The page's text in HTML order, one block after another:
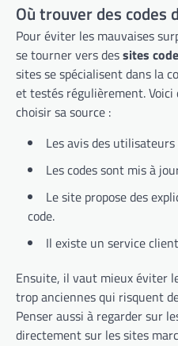
Où trouver des codes
Pour éviter les mauvaises
se tourner vers dessites
sites se spécialisent dans la
et testés régulièrement.
choisir sa source :
Les avis des
Les codes sont mis à
Le site propose des
code.
Il existe un service
Ensuite, il vaut mieux éviter
trop anciennes qui risquent
Penser aussi à regarder sur
directement sur les sites